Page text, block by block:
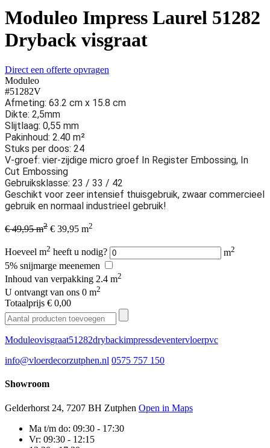
Moduleo Impress Laurel 51282
Dryback visgraat
Direct een offerte opvragen
Moduleo
#51282V
Afmeting: 63.2 cm x 15.8 cm
Dikte: 2,5mm
Slijtlaag: 0,55 mm
Pakinhoud: 2.40 m²
Stuks per doos: 24
V-groef: vier-zijdige micro groef In Register Embossing, In
Cut Embossing
Gebruiksklasse: 23 / 33 / 42
Geschikt voor zeer intensief thuisgebruik, zwaar commercieel
gebruik en normaal industrieel gebruik!
€ 49,95 m2 € 39,95 m2
Hoeveel m2 heeft u nodig? m2
5% snijmarge meenemen
Inhoud van verpakking 2.4 m2
U ontvangt van ons 0 m2
Totaalprijs € 0,00
Moduleovisgraat51282drybackimpressdeventervloerpvc
info@vloerdecorzutphen.nl 0575 757 150
Showroom
Gelderhorst 24, 7207 BH Zutphen Open in Maps
Ma t/m do: 09:30 - 17:30
Vr: 09:30 - 12:15